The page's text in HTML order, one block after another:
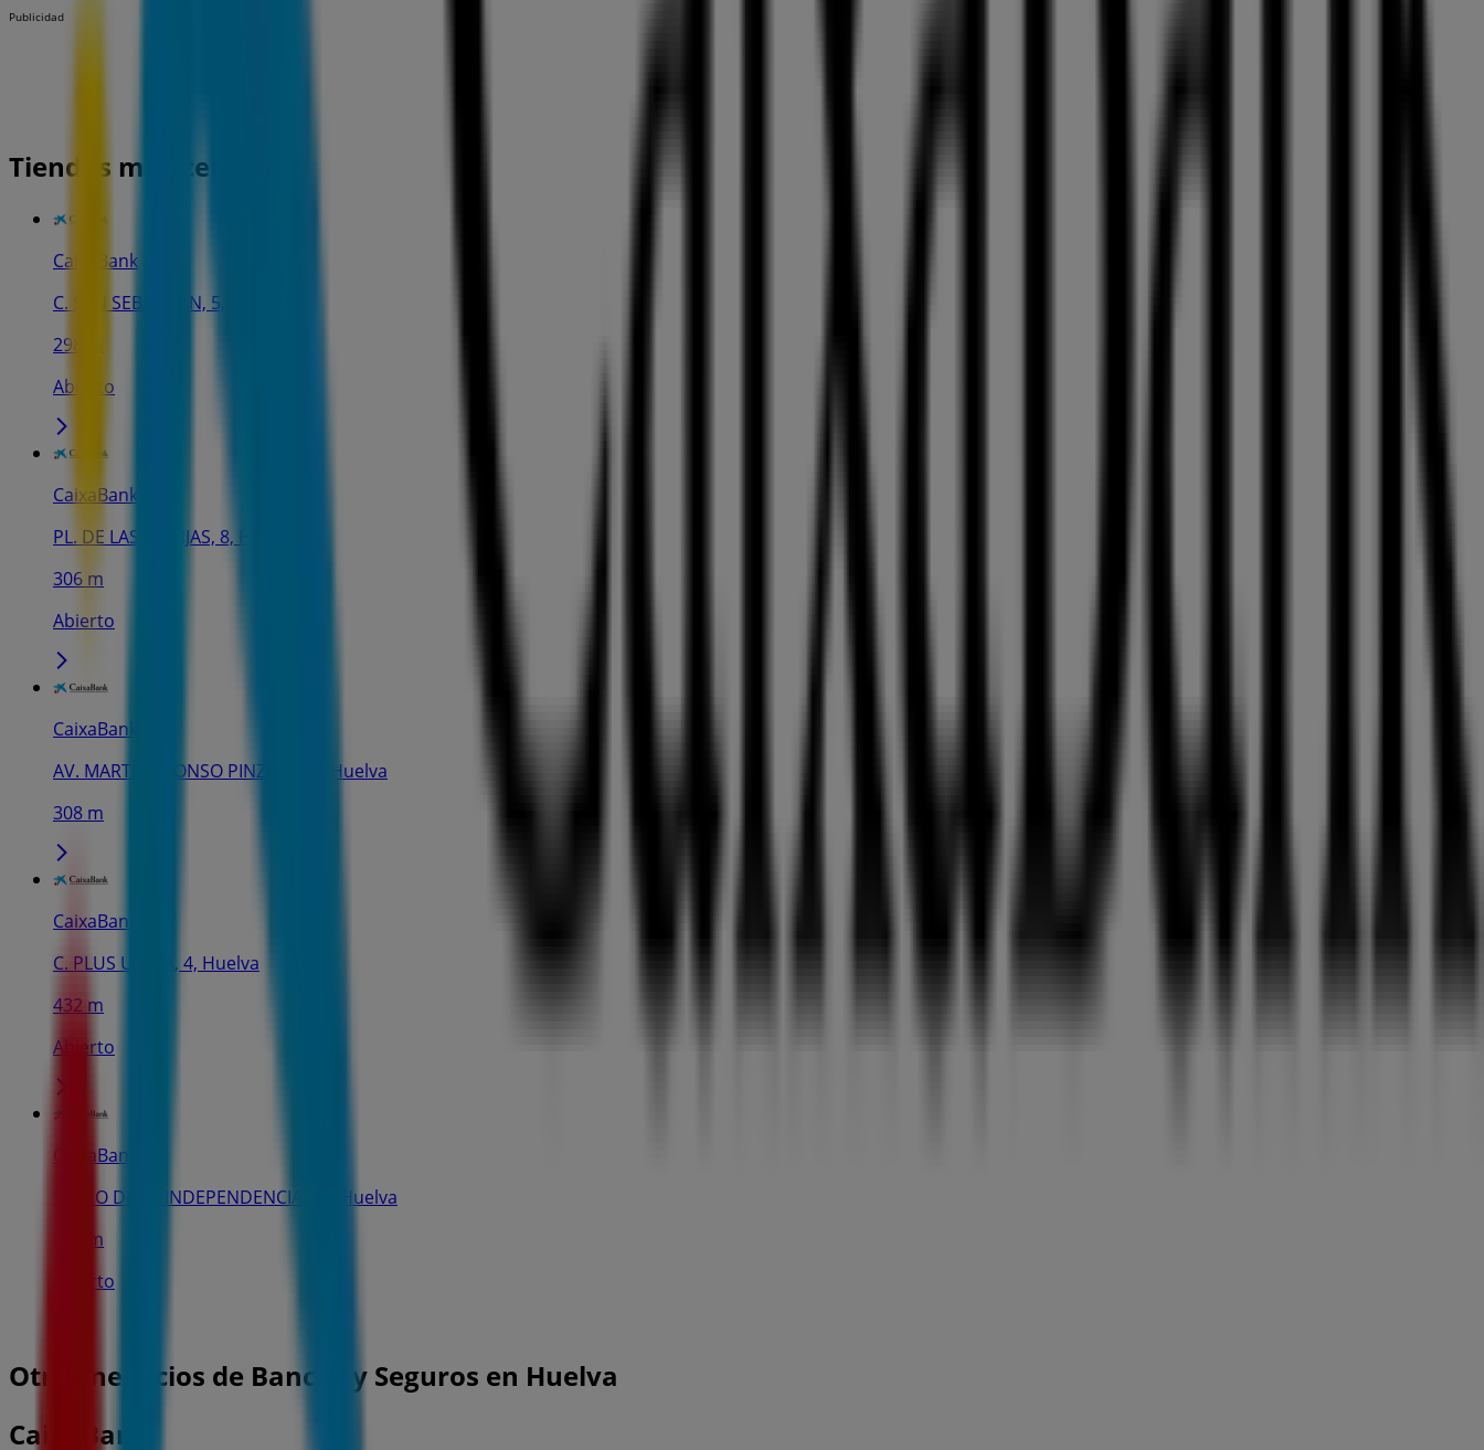
Publicidad
Tiendas más cercanas
CaixaBank
C. SAN SEBASTIAN, 5, Huelva
298 m
Abierto
CaixaBank
PL. DE LAS MONJAS, 8, Huelva
306 m
Abierto
CaixaBank
AV. MARTIN ALONSO PINZON, 24, Huelva
308 m
CaixaBank
C. PLUS ULTRA, 4, Huelva
432 m
Abierto
CaixaBank
PASEO DE LA INDEPENDENCIA, 16, Huelva
591 m
Abierto
Otros negocios de Bancos y Seguros en Huelva
CaixaBank